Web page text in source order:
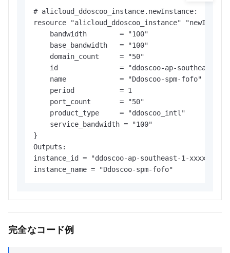
"instance_name"
  description =
"The name of the Anti-DDoS
  value       = var.ddoscoo_instance_name
# alicloud_ddoscoo_instance.newInstance:
resource "alicloud_ddoscoo_instance"
    bandwidth        = "100"
    base_bandwidth   = "100"
    domain_count     = "50"
id               = "ddoscoo-ap-southeast-1-
    name             = "Ddoscoo-spm-fofo"
    period           = 1
    port_count       = "50"
    product_type     = "ddoscoo_intl"
    service_bandwidth = "100"
}
Outputs:
instance_id = "ddoscoo-ap-southeast-1-xxxxxxxxx"
instance_name = "Ddoscoo-spm-fofo"
完全なコード例